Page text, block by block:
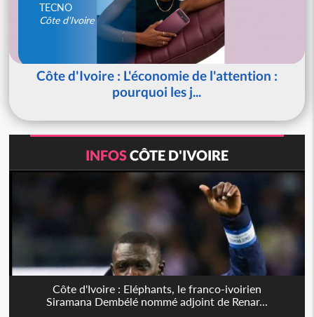
TECNO
Côte d'Ivoire
Côte d'Ivoire : L'économie de l'attention :
pourquoi les j...
INFOSCÔTE D'IVOIRE
Côte d'Ivoire : Eléphants, le franco-ivoirien
Siramana Dembélé nommé adjoint de Renar...